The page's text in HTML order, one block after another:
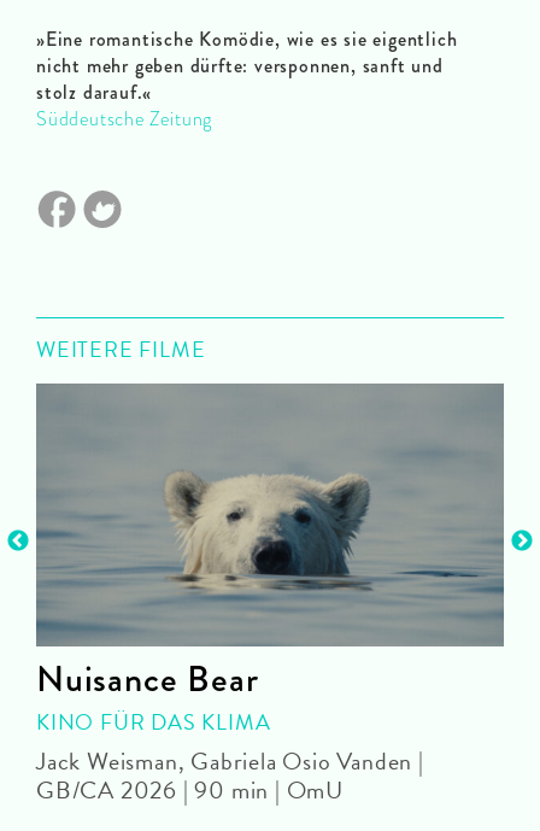
»Eine romantische Komödie, wie es sie eigentlich
nicht mehr geben dürfte: versponnen, sanft und
stolz darauf.«
Süddeutsche Zeitung
WEITERE FILME
Nuisance Bear
KINO FÜR DAS KLIMA
Jack Weisman, Gabriela Osio Vanden |
GB/CA 2026 | 90 min | OmU